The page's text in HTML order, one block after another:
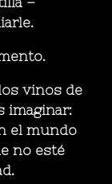
vinos de
imaginar:
el mundo
no esté